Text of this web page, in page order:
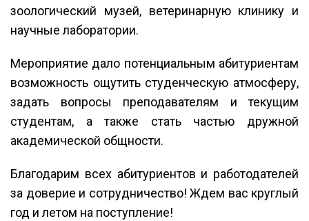
зоологический музей, ветеринарную клинику и
научные лаборатории.
Мероприятие дало потенциальным абитуриентам
возможность ощутить студенческую атмосферу,
задать вопросы преподавателям и текущим
студентам, а также стать частью дружной
академической общности.
Благодарим всех абитуриентов и работодателей
за доверие и сотрудничество! Ждем вас круглый
год и летом на поступление!